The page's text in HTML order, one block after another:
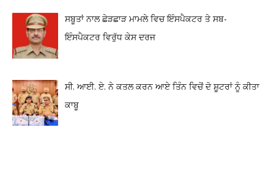
ਸਬੂਤਾਂ ਨਾਲ ਛੇੜਛਾੜ ਮਾਮਲੇ ਵਿਚ ਇੰਸਪੈਕਟਰ ਤੇ ਸਬ-
ਇੰਸਪੈਕਟਰ ਵਿਰੁੱਧ ਕੇਸ ਦਰਜ
ਸੀ. ਆਈ. ਏ. ਨੇ ਕਤਲ ਕਰਨ ਆਏ ਤਿੰਨ ਵਿਚੋਂ ਦੋ ਸ਼ੂਟਰਾਂ ਨੂੰ ਕੀਤਾ
ਕਾਬੂ